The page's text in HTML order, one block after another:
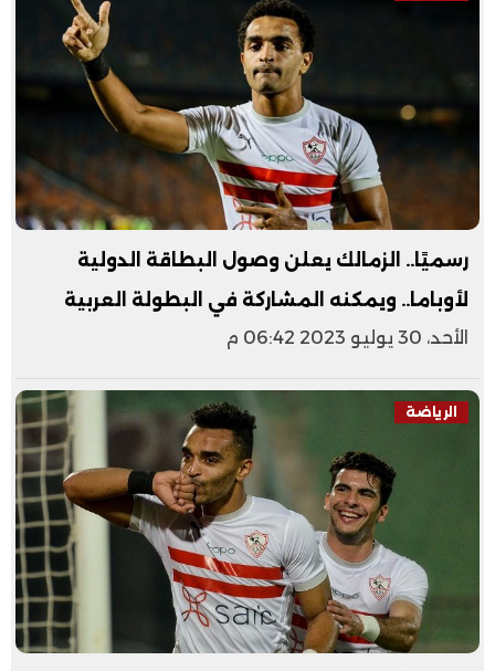
رسميًا.. الزمالك يعلن وصول البطاقة الدولية
لأوباما.. ويمكنه المشاركة في البطولة العربية
الأحد، 30 يوليو 2023 06:42 م
الرياضة